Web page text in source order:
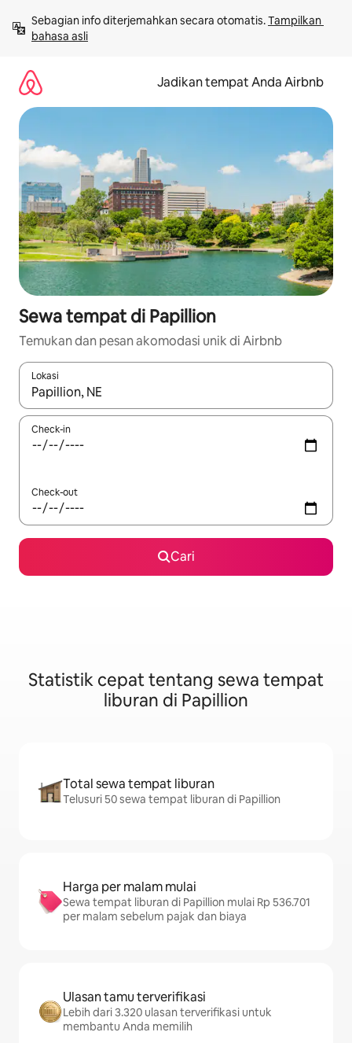
langsung
lihat
Sebagian info diterjemahkan secara otomatis. Tampilkan
bahasa asli
Jadikan tempat Anda Airbnb
Sewa tempat di Papillion
Temukan dan pesan akomodasi unik di Airbnb
Lokasi
Jika hasil yang dicari tersedia, telusuri dengan tombol panah
Check-in
Check-out
Cari
Statistik cepat tentang sewa tempat
liburan di Papillion
Total sewa tempat liburan
Telusuri 50 sewa tempat liburan di Papillion
Harga per malam mulai
Sewa tempat liburan di Papillion mulai Rp 536.701
per malam sebelum pajak dan biaya
Ulasan tamu terverifikasi
Lebih dari 3.320 ulasan terverifikasi untuk
membantu Anda memilih